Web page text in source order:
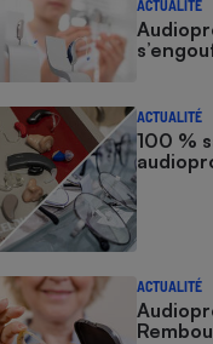
ACTUALITÉ
ACTUALITÉ
100 %
ACTUALITÉ